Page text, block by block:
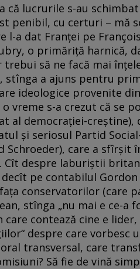
lucrurile s-au schimbat
penibil, cu certuri – mă
l-a dat Franţei pe
o primăriţă harnică,
trebui să ne facă mai
stînga a ajuns pentru
ideologice provenite
vreme s-a crezut că se
al democraţiei-
şi seriosul Partid
Schroeder), care a
Cît despre laburiştii
pe contabilul Gordon
conservatorilor (care
stînga „nu mai e ce-a
care contează cine e
despre care vorbesc
transversal, care
Să fie de vină